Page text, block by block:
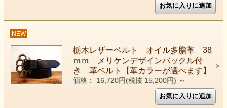
NEW
栃木レザーベルト オイル多脂革 38
ｍｍ メリケンデザインバックル付
き 革ベルト【革カラーが選べます】
価格： 16,720円(税抜 15,200円) ～